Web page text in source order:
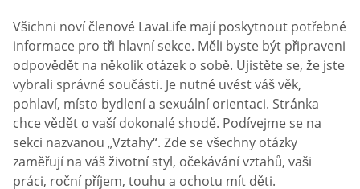
Všichni noví členové LavaLife mají poskytnout potřebné
informace pro tři hlavní sekce. Měli byste být připraveni
odpovědět na několik otázek o sobě. Ujistěte se, že jste
vybrali správné součásti. Je nutné uvést váš věk,
pohlaví, místo bydlení a sexuální orientaci. Stránka
chce vědět o vaší dokonalé shodě. Podívejme se na
sekci nazvanou „Vztahy“. Zde se všechny otázky
zaměřují na váš životní styl, očekávání vztahů, vaši
práci, roční příjem, touhu a ochotu mít děti.